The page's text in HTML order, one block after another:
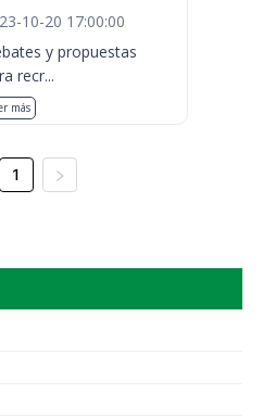
10-20 17:00:00
y propuestas
recr...
más
1